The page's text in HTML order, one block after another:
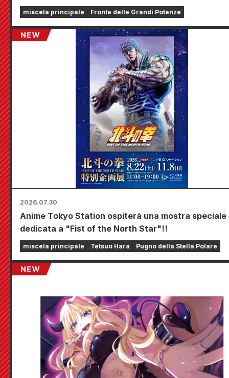
fiera a tempo limitato presso i negozi Animate di
la nazione, dove potrete aggiudicarvi una mini card
disegnata appositamente (4 tipi in totale)!
miscela principale Fronte delle Grandi Potenze
2026.07.30
Anime Tokyo Station ospiterà una mostra speciale
dedicata a "Fist of the North Star"!!
miscela principale Tetsuo Hara Pugno della Stella Polare